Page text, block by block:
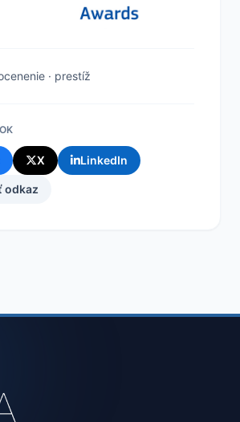
· prestíž
X LinkedIn
odkaz